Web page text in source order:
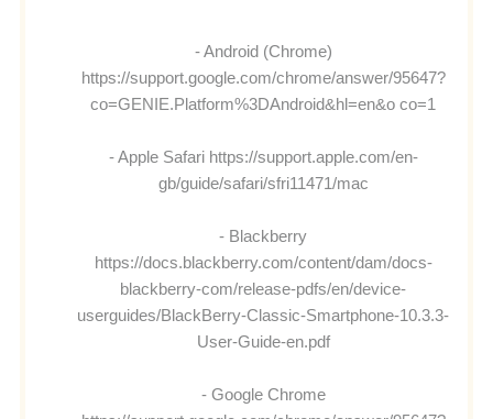
- Android (Chrome)
https://support.google.com/chrome/answer/95647?
co=GENIE.Platform%3DAndroid&hl=en&o co=1
- Apple Safari https://support.apple.com/en-
gb/guide/safari/sfri11471/mac
- Blackberry
https://docs.blackberry.com/content/dam/docs-
blackberry-com/release-pdfs/en/device-
userguides/BlackBerry-Classic-Smartphone-10.3.3-
User-Guide-en.pdf
- Google Chrome